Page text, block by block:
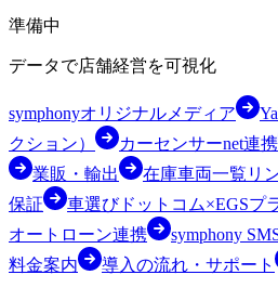
準備中
データで店舗経営を可視化
symphonyオリジナルメディア
クション）
カーセンサーnet連携
業販・輸出
在庫車両一覧リ
保証
車選びドットコム×EGSプ
オートローン連携
symphony
料金案内
導入の流れ・サポート